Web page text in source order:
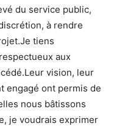
du service public,
à rendre
tiens
aux
vision, leur
engagé ont permis de
nous bâtissons
je voudrais exprimer